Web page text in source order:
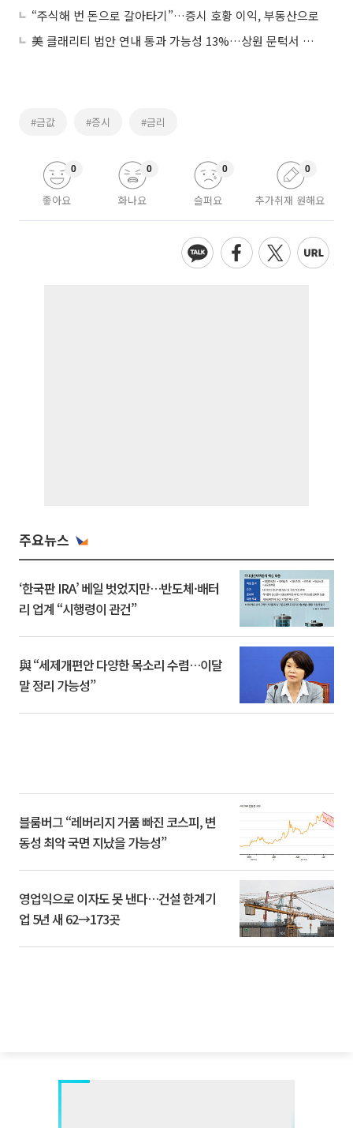
“주식해 번 돈으로 갈아타기”…증시 호황 이익, 부동산으로
美 클래리티 법안 연내 통과 가능성 13%…상원 문턱서 제동
#금값 #증시 #금리
좋아요
0
화나요
0
슬퍼요
0
추가취재 원해요
0
주요뉴스
‘한국판 IRA’ 베일 벗었지만…반도체·배터
리 업계 “시행령이 관건”
與 “세제개편안 다양한 목소리 수렴…이달
말 정리 가능성”
블룸버그 “레버리지 거품 빠진 코스피, 변
동성 최악 국면 지났을 가능성”
영업익으로 이자도 못 낸다…건설 한계기
업 5년 새 62→173곳